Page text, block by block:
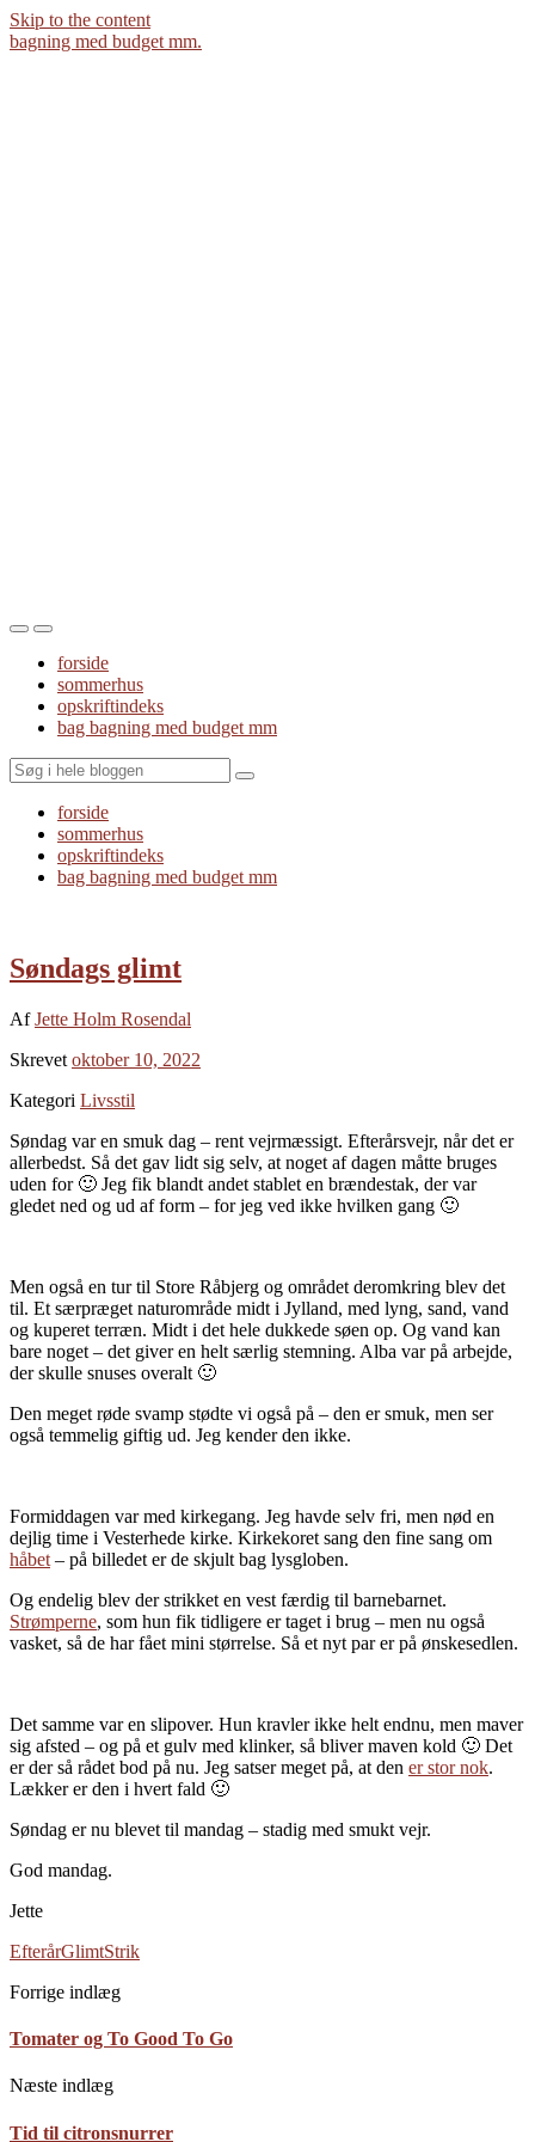
Skip to the content
bagning med budget mm.
Toggle
mobile
menu
Toggle
the
search
field
forside
sommerhus
opskriftindeks
bag bagning med budget mm
Search
forside
sommerhus
opskriftindeks
bag bagning med budget mm
Søndags glimt
AfJette Holm Rosendal
Skrevet oktober 10, 2022
Kategori Livsstil
Søndag var en smuk dag – rent vejrmæssigt. Efterårsvejr, når det er
allerbedst. Så det gav lidt sig selv, at noget af dagen måtte bruges
uden for 🙂 Jeg fik blandt andet stablet en brændestak, der var
gledet ned og ud af form – for jeg ved ikke hvilken gang 🙂
Men også en tur til Store Råbjerg og området deromkring blev det
til. Et særpræget naturområde midt i Jylland, med lyng, sand, vand
og kuperet terræn. Midt i det hele dukkede søen op. Og vand kan
bare noget – det giver en helt særlig stemning. Alba var på arbejde,
der skulle snuses overalt 🙂
Den meget røde svamp stødte vi også på – den er smuk, men ser
også temmelig giftig ud. Jeg kender den ikke.
Formiddagen var med kirkegang. Jeg havde selv fri, men nød en
dejlig time i Vesterhede kirke. Kirkekoret sang den fine sang om
håbet – på billedet er de skjult bag lysgloben.
Og endelig blev der strikket en vest færdig til barnebarnet.
Strømperne, som hun fik tidligere er taget i brug – men nu også
vasket, så de har fået mini størrelse. Så et nyt par er på ønskesedlen.
Det samme var en slipover. Hun kravler ikke helt endnu, men maver
sig afsted – og på et gulv med klinker, så bliver maven kold 🙂 Det
er der så rådet bod på nu. Jeg satser meget på, at den er stor nok.
Lækker er den i hvert fald 🙂
Søndag er nu blevet til mandag – stadig med smukt vejr.
God mandag.
Jette
EfterårGlimtStrik
Forrige indlæg
Tomater og To Good To Go
Næste indlæg
Tid til citronsnurrer